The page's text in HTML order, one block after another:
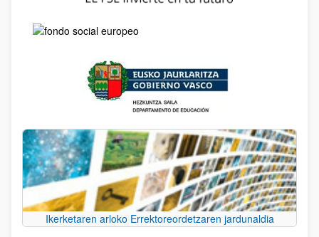
Ikerketaren arloko Errektoreordetzaren jardunaldia